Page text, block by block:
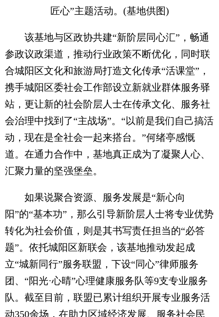
匠心”主题活动。(基地供图)
该基地与区政协共建“新阶层同心汇”，畅通
参政议政渠道，推动行业政策不断优化，同时联
合城阳区文化和旅游局打造文化传承“活课堂”，
携手城阳区委社会工作部设立新就业群体服务驿
站，更让新的社会阶层人士在传承文化、服务社
会治理中找到了“主战场”。“以前是我们自己搞活
动，现在是全社会一起来搭台。”何绪亭感慨
道。在通力合作中，基地真正成为了凝聚人心、
汇聚力量的坚强堡垒。
如果说聚合资源、服务发展是“新心向
阳”的“基本功”，那么引导新阶层人士将专业优势
转化为社会价值，则是其书写责任担当的“必答
题”。依托城阳区新联会，该基地推动发起成
立“城新同行”服务联盟，下设“同心”律师服务
团、“阳光·心晴”心理健康服务队等9支专业服务
队。截至目前，联盟已累计组织开展专业服务活
动350余场，在助力区域经济发展、服务社会民